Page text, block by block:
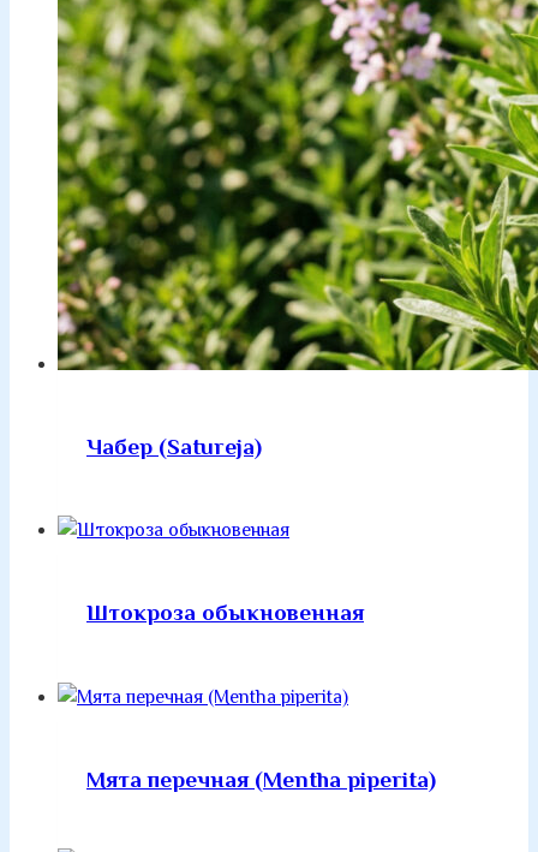
Чабер (Satureja)
Штокроза обыкновенная
Мята перечная (Mentha piperita)